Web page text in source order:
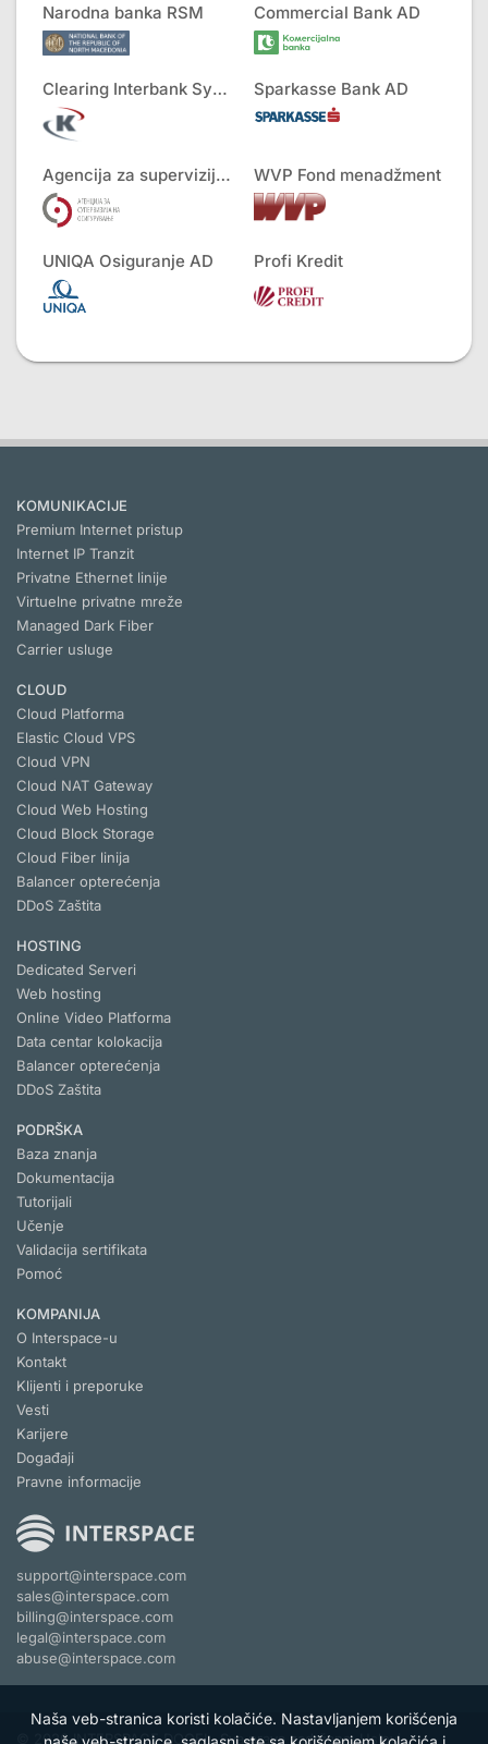
Narodna banka RSM Commercial Bank AD
Clearing Interbank Systems AD Sparkasse Bank AD
Agencija za superviziju osiguranja WVP Fond menadžment
UNIQA Osiguranje AD Profi Kredit
KOMUNIKACIJE
Premium Internet pristup
Internet IP Tranzit
Privatne Ethernet linije
Virtuelne privatne mreže
Managed Dark Fiber
Carrier usluge
CLOUD
Cloud Platforma
Elastic Cloud VPS
Cloud VPN
Cloud NAT Gateway
Cloud Web Hosting
Cloud Block Storage
Cloud Fiber linija
Balancer opterećenja
DDoS Zaštita
HOSTING
Dedicated Serveri
Web hosting
Online Video Platforma
Data centar kolokacija
Balancer opterećenja
DDoS Zaštita
PODRŠKA
Baza znanja
Dokumentacija
Tutorijali
Učenje
Validacija sertifikata
Pomoć
KOMPANIJA
O Interspace-u
Kontakt
Klijenti i preporuke
Vesti
Karijere
Događaji
Pravne informacije
support@interspace.com
sales@interspace.com
billing@interspace.com
legal@interspace.com
abuse@interspace.com
© 2026 INTERSPACE DOOEL. Sva prava zadržana.Uslovi
Naša veb-stranica koristi kolačiće. Nastavljanjem korišćenja